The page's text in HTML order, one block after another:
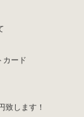
カード
致します！